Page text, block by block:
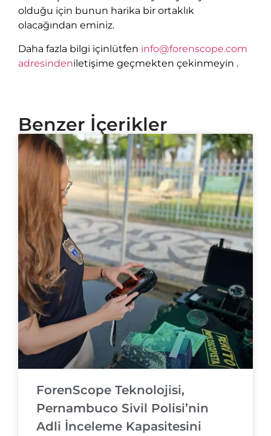
olduğu için bunun harika bir ortaklık
olacağından eminiz.
Daha fazla bilgi içinlütfen info@forenscope.com
adresindeniletişime geçmekten çekinmeyin .
Benzer İçerikler
ForenScope Teknolojisi,
Pernambuco Sivil Polisi’nin
Adli İnceleme Kapasitesini